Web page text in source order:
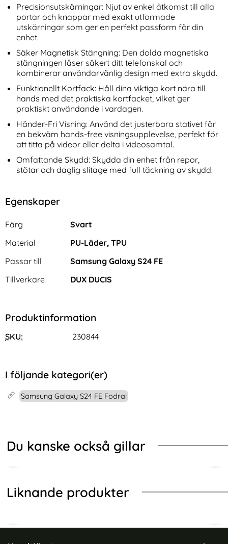
Precisionsutskärningar: Njut av enkel åtkomst till alla
portar och knappar med exakt utformade
utskärningar som ger en perfekt passform för din
enhet.
Säker Magnetisk Stängning: Den dolda magnetiska
stängningen låser säkert ditt telefonskal och
kombinerar användarvänlig design med extra skydd.
Funktionellt Kortfack: Håll dina viktiga kort nära till
hands med det praktiska kortfacket, vilket ger
praktiskt användande i vardagen.
Händer-Fri Visning: Använd det justerbara stativet för
en bekväm hands-free visningsupplevelse, perfekt för
att titta på videor eller delta i videosamtal.
Omfattande Skydd: Skydda din enhet från repor,
stötar och daglig slitage med full täckning av skydd.
Egenskaper
Egenskaper/attribut för denna produkt
Attribut
Färg
Svart
Material
PU-Läder, TPU
Passar till
Samsung Galaxy S24 FE
Tillverkare
DUX DUCIS
Produktinformation
SKU: 230844
I följande kategori(er)
Samsung Galaxy S24 FE Fodral
Du kanske också gillar
Liknande produkter